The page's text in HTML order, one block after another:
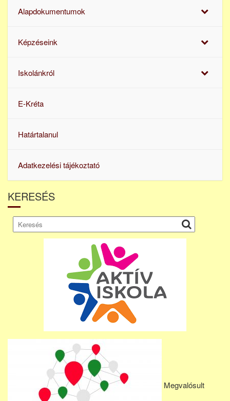
Alapdokumentumok
Képzéseink
Iskolánkról
E-Kréta
Határtalanul
Adatkezelési tájékoztató
KERESÉS
Megvalósult